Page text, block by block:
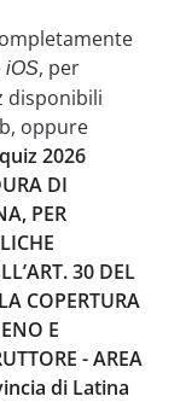
iOS, per
disponibili
oppure
quiz 2026
DI
PER
30 DEL
COPERTURA
E
- AREA
di Latina